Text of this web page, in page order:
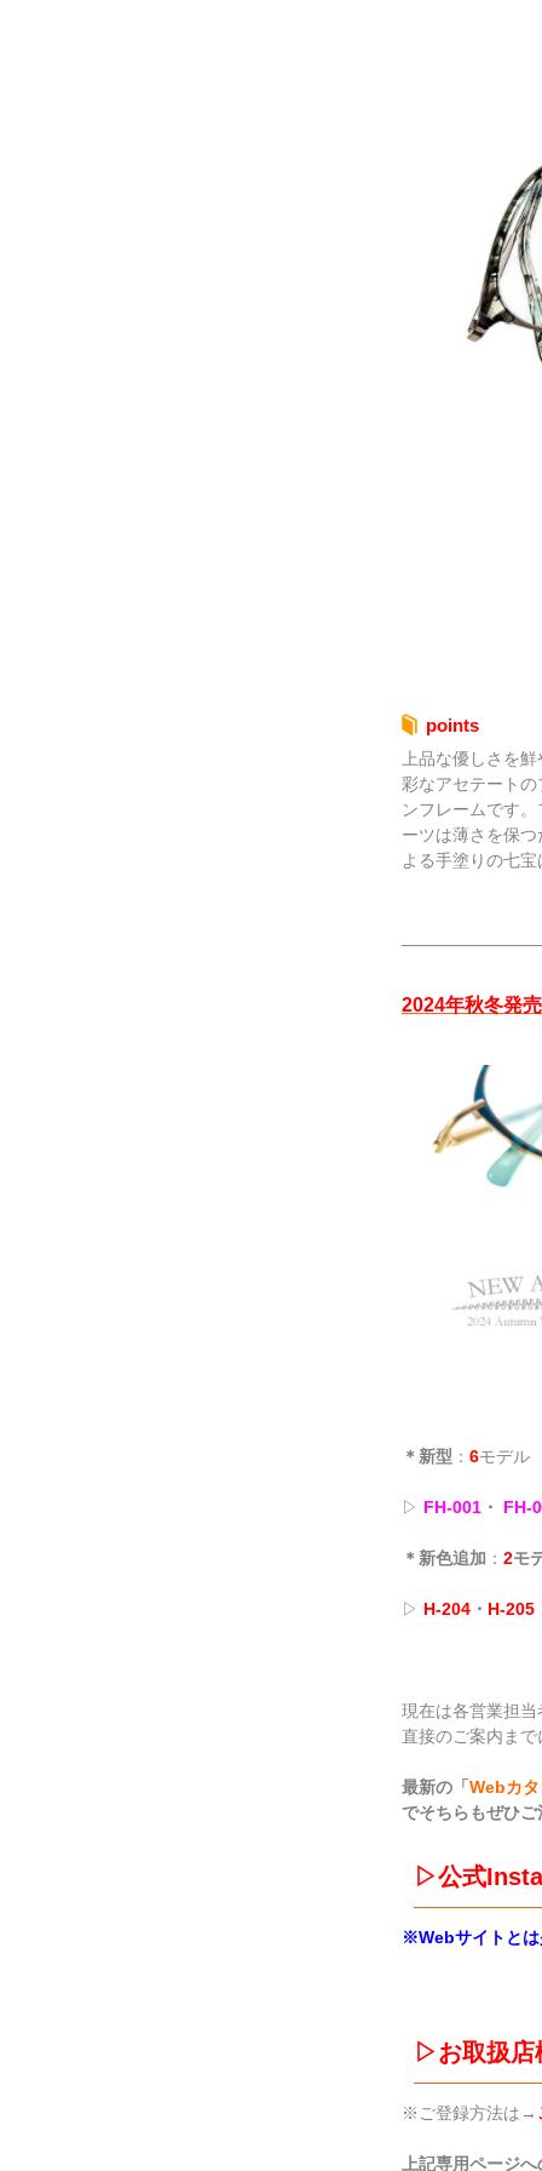
points
上品な優しさを
彩なアセテート
ンフレームです
ーツは薄さを保
よる手塗りの七
2024年秋冬発
＊新型 ： 6モデル
▷ FH-001 ・ FH-
＊新色追加 ： 2モ
▷ H-204 ・ H-205
現在は各営業担
直接のご案内まで
最新の「 Webカ
でそちらもぜひご
▷公式
※Webサイトとは
▷お取扱店
※ご登録方法は→
上記専用ページ